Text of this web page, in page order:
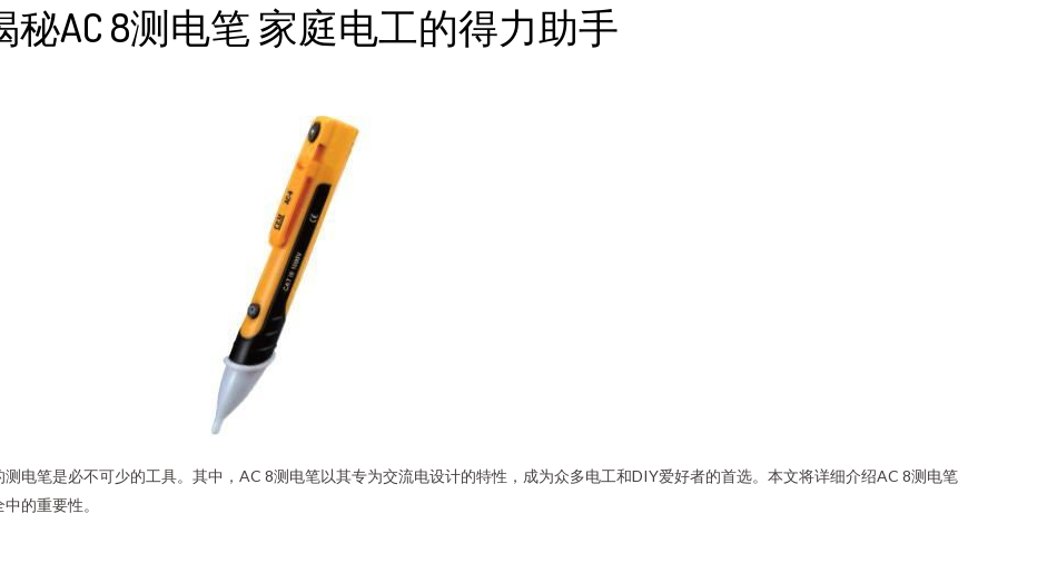
秘AC 8测电笔 家庭电工的得力助手
电笔是必不可少的工具。其中，AC 8测电笔以其专为交流电设计的特性，成为众多电工和DIY爱好者的首选。本文将详细介绍AC 8测电笔
的重要性。